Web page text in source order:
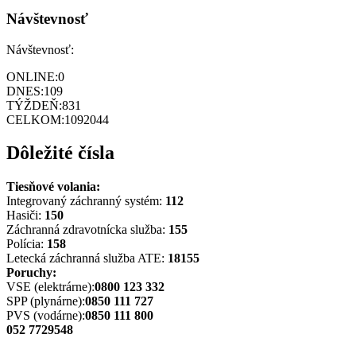
Návštevnosť
Návštevnosť:
ONLINE:0
DNES:109
TÝŽDEŇ:831
CELKOM:1092044
Dôležité čísla
Tiesňové volania:
Integrovaný záchranný systém: 112
Hasiči: 150
Záchranná zdravotnícka služba: 155
Polícia: 158
Letecká záchranná služba ATE: 18155
Poruchy:
VSE (elektrárne):0800 123 332
SPP (plynárne):0850 111 727
PVS (vodárne):0850 111 800
052 7729548